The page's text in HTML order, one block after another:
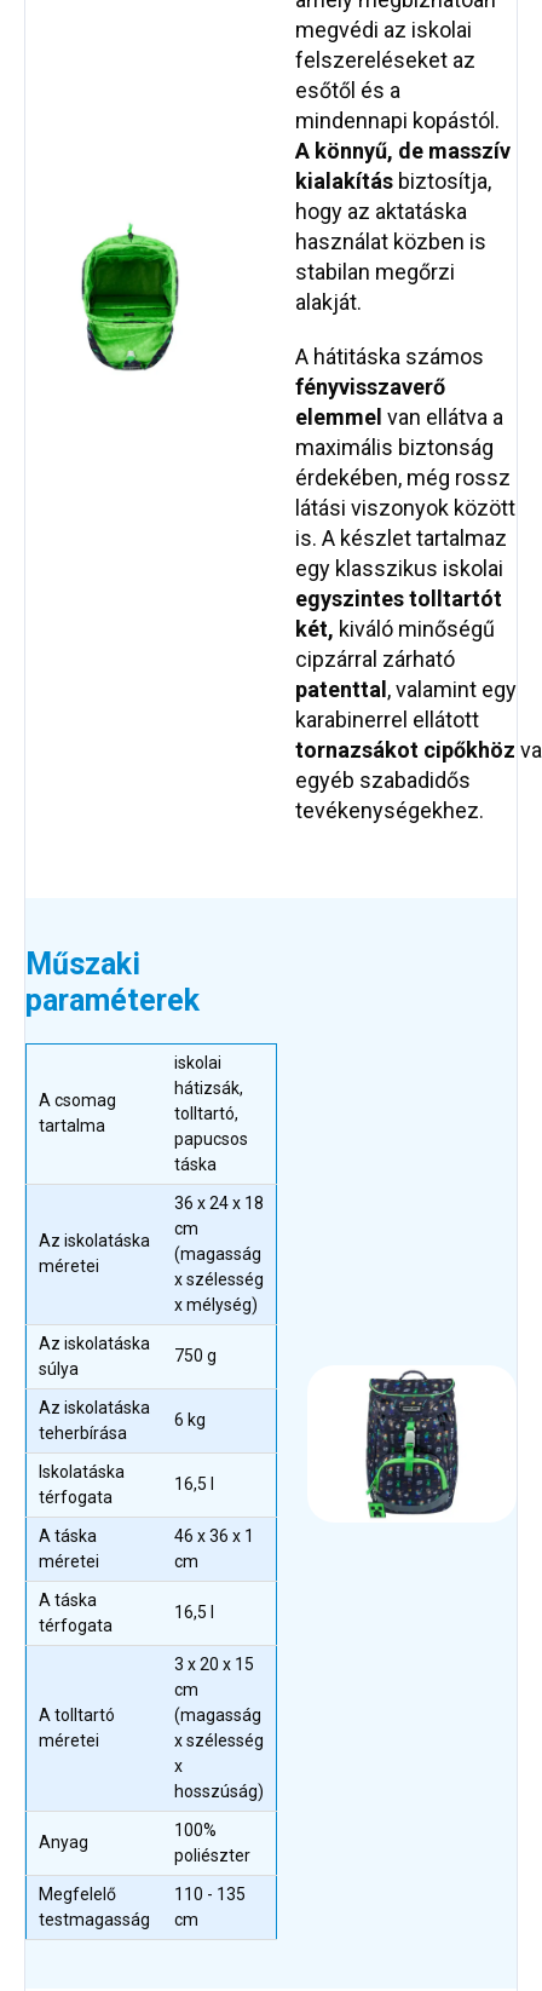
megvédi az iskolai
felszereléseket az
esőtől és a
mindennapi kopástól.
A könnyű, de masszív
kialakítás biztosítja,
hogy az aktatáska
használat közben is
stabilan megőrzi
alakját.
A hátitáska számos
fényvisszaverő
elemmel van ellátva a
maximális biztonság
érdekében, még rossz
látási viszonyok között
is. A készlet tartalmaz
egy klasszikus iskolai
egyszintes tolltartót
két, kiváló minőségű
cipzárral zárható
patenttal , valamint egy
karabinerrel ellátott
tornazsákot cipőkhöz
egyéb szabadidős
tevékenységekhez.
Műszaki
paraméterek
A csomag
tartalma
iskolai
hátizsák,
tolltartó,
papucsos
táska
Az iskolatáska
méretei
36 x 24 x 18
cm
(magasság
x szélesség
x mélység)
Az iskolatáska
súlya
750 g
Az iskolatáska
teherbírása
6 kg
Iskolatáska
térfogata
16,5 l
A táska
méretei
46 x 36 x 1
cm
A táska
térfogata
16,5 l
A tolltartó
méretei
3 x 20 x 15
cm
(magasság
x szélesség
x
hosszúság)
Anyag
100%
poliészter
Megfelelő
testmagasság
110 - 135
cm